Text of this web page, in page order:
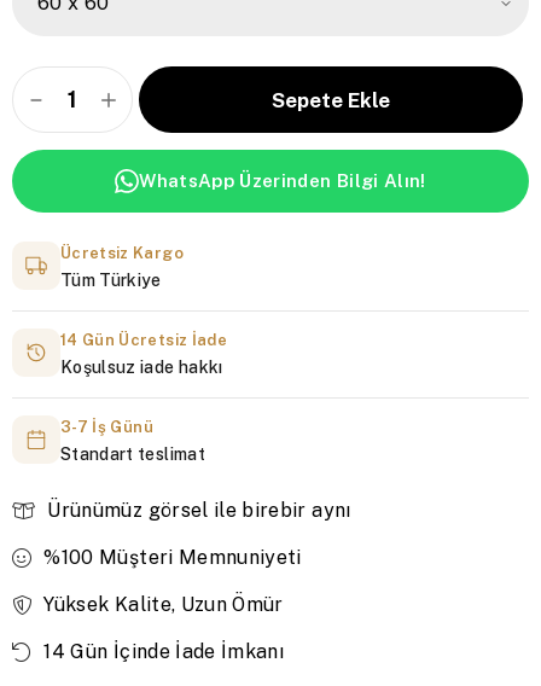
WhatsApp Üzerinden Bilgi Alın!
Ücretsiz Kargo
Tüm Türkiye
14 Gün Ücretsiz İade
Koşulsuz iade hakkı
3-7 İş Günü
Standart teslimat
Ürünümüz görsel ile birebir aynı
%100 Müşteri Memnuniyeti
Yüksek Kalite, Uzun Ömür
14 Gün İçinde İade İmkanı